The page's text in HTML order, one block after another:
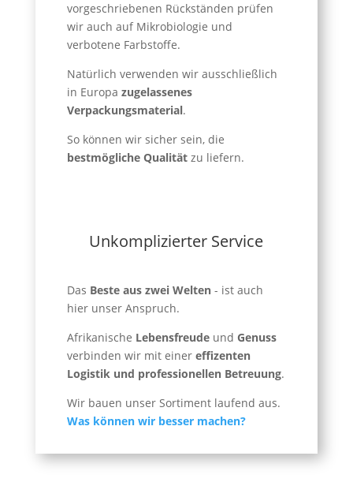
vorgeschriebenen Rückständen prüfen
wir auch auf Mikrobiologie und
verbotene Farbstoffe.
Natürlich verwenden wir ausschließlich
in Europa zugelassenes
Verpackungsmaterial.
So können wir sicher sein, die
bestmögliche Qualitätzu liefern.
Unkomplizierter Service
Das Beste aus zwei Welten- ist auch
hier unser Anspruch.
Afrikanische Lebensfreudeund Genuss
verbinden wir mit einer effizenten
Logistik und professionellen Betreuung.
Wir bauen unser Sortiment laufend aus.
Was können wir besser machen?